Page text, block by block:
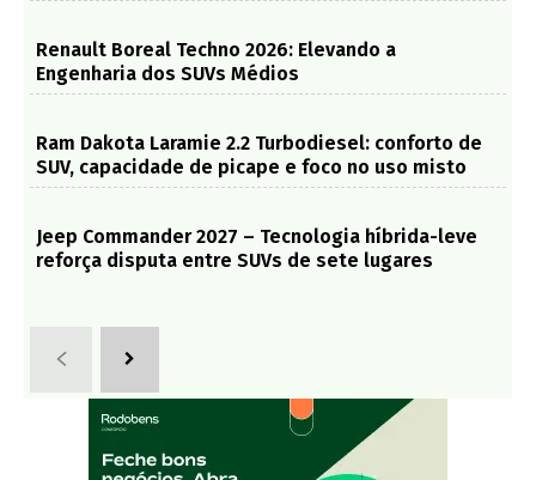
Renault Boreal Techno 2026: Elevando a
Engenharia dos SUVs Médios
Ram Dakota Laramie 2.2 Turbodiesel: conforto de
SUV, capacidade de picape e foco no uso misto
Jeep Commander 2027 – Tecnologia híbrida-leve
reforça disputa entre SUVs de sete lugares